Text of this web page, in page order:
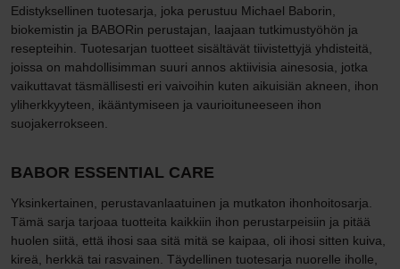
Edistyksellinen tuotesarja, joka perustuu Michael Baborin,
biokemistin ja BABORin perustajan, laajaan tutkimustyöhön ja
resepteihin. Tuotesarjan tuotteet sisältävät tiivistettyjä yhdisteitä,
joissa on mahdollisimman suuri annos aktiivisia ainesosia, jotka
vaikuttavat täsmällisesti eri vaivoihin kuten aikuisiän akneen, ihon
yliherkkyyteen, ikääntymiseen ja vaurioituneeseen ihon
suojakerrokseen.
BABOR ESSENTIAL CARE
Yksinkertainen, perustavanlaatuinen ja mutkaton ihonhoitosarja.
Tämä sarja tarjoaa tuotteita kaikkiin ihon perustarpeisiin ja pitää
huolen siitä, että ihosi saa sitä mitä se kaipaa, oli ihosi sitten kuiva,
kireä, herkkä tai rasvainen. Täydellinen tuotesarja nuorelle iholle,